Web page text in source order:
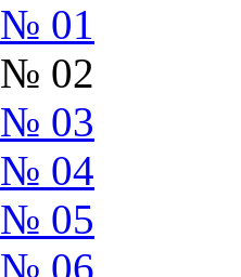
№ 01
№ 02
№ 03
№ 04
№ 05